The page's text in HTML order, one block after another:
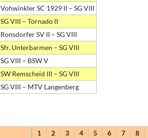
Vohwinkler SC 1929 II – SG VIII
SG VIII – Tornado II
Ronsdorfer SV II – SG VIII
Sfr. Unterbarmen – SG VIII
SG VIII – BSW V
SW Remscheid III – SG VIII
SG VIII – MTV Langenberg
1 2 3 4 5 6 7
8